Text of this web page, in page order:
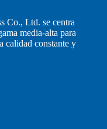
Co., Ltd. se centra
media-alta para
calidad constante y